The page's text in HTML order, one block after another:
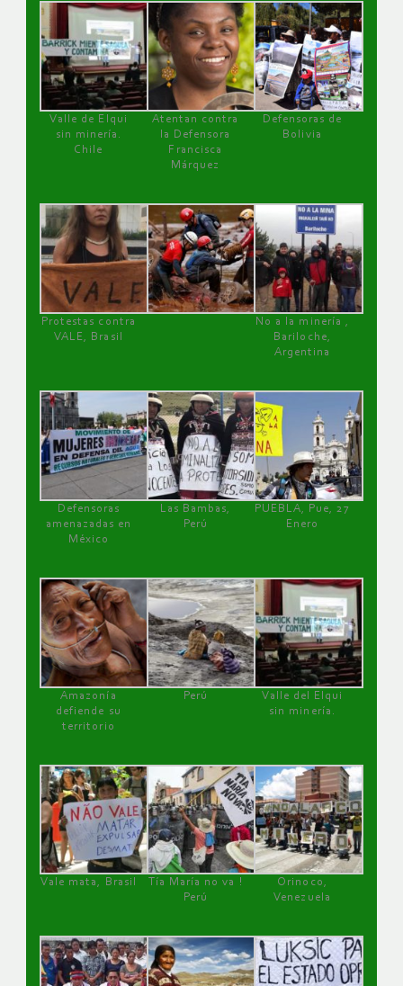
Valle de Elqui
sin minería.
Chile
Atentan contra
la Defensora
Francisca
Márquez
Defensoras de
Bolivia
Protestas contra
VALE, Brasil
No a la minería ,
Bariloche,
Argentina
Defensoras
amenazadas en
México
Las Bambas,
Perú
PUEBLA, Pue, 27
Enero
Amazonía
defiende su
territorio
Perú
Valle del Elqui
sin minería.
Vale mata, Brasil
Tía María no va !
Perú
Orinoco,
Venezuela